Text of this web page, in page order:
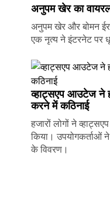
अनुपम खेर का
अनुपम खेर और बोमन
एक नृत्य ने इंटरनेट पर
व्हाट्सएप आउटेज ने
करने में कठिनाई
हजारों लोगों ने
किया। उपयोगकर्ताओं
के विवरण।